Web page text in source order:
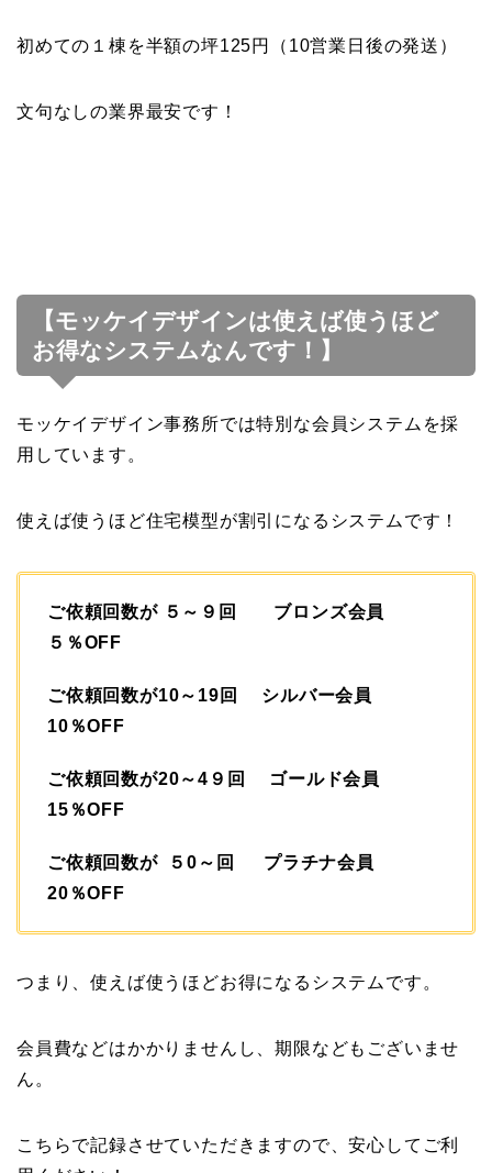
初めての１棟を半額の坪125円（10営業日後の発送）
文句なしの業界最安です！
【モッケイデザインは使えば使うほど
お得なシステムなんです！】
モッケイデザイン事務所では特別な会員システムを採
用しています。
使えば使うほど住宅模型が割引になるシステムです！
ご依頼回数が ５～９回 ブロンズ会員
５％OFF
ご依頼回数が10～19回 シルバー会員
10％OFF
ご依頼回数が20～4９回 ゴールド会員
15％OFF
ご依頼回数が ５0～回 プラチナ会員
20％OFF
つまり、使えば使うほどお得になるシステムです。
会員費などはかかりませんし、期限などもございませ
ん。
こちらで記録させていただきますので、安心してご利